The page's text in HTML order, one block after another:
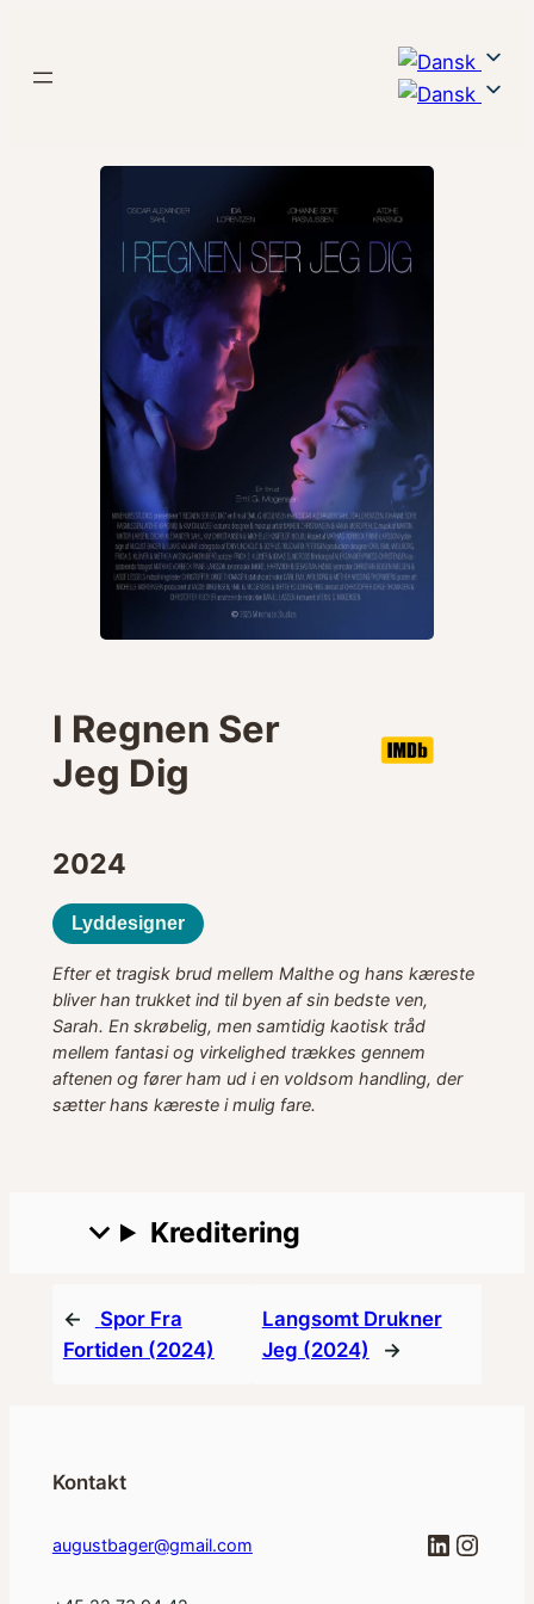
indhold
I Regnen Ser
Jeg Dig
2024
Lyddesigner
Efter et tragisk brud mellem Malthe og hans kæreste
bliver han trukket ind til byen af sin bedste ven,
Sarah. En skrøbelig, men samtidig kaotisk tråd
mellem fantasi og virkelighed trækkes gennem
aftenen og fører ham ud i en voldsom handling, der
sætter hans kæreste i mulig fare.
Kreditering
←
Spor Fra
Fortiden (2024)
Langsomt Drukner
Jeg (2024)
→
Kontakt
augustbager@gmail.com